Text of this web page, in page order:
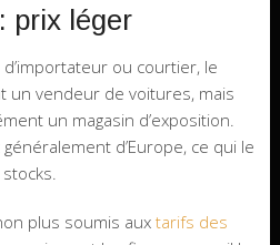
prix léger
ou courtier, le
un vendeur de voitures, mais
un magasin d’exposition.
d’Europe, ce qui le
plus soumis aux tarifs des